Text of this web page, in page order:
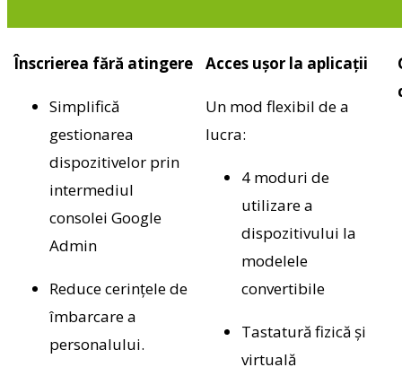
Înscrierea fără atingere
Simplifică
gestionarea
dispozitivelor prin
intermediul
consolei Google
Admin
Reduce cerințele de
îmbarcare a
personalului.
Acces ușor la aplicații
Un mod flexibil de a
lucra:
4 moduri de
utilizare a
dispozitivului la
modelele
convertibile
Tastatură fizică și
virtuală